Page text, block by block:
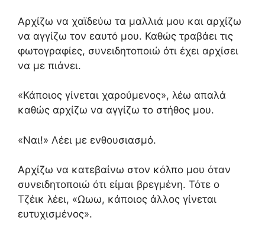
Αρχίζω να χαϊδεύω τα μαλλιά μου και αρχίζω
να αγγίζω τον εαυτό μου. Καθώς τραβάει τις
φωτογραφίες, συνειδητοποιώ ότι έχει αρχίσει
να με πιάνει.
«Κάποιος γίνεται χαρούμενος», λέω απαλά
καθώς αρχίζω να αγγίζω το στήθος μου.
«Ναι!» Λέει με ενθουσιασμό.
Αρχίζω να κατεβαίνω στον κόλπο μου όταν
συνειδητοποιώ ότι είμαι βρεγμένη. Τότε ο
Τζέικ λέει, «Ωωω, κάποιος άλλος γίνεται
ευτυχισμένος».